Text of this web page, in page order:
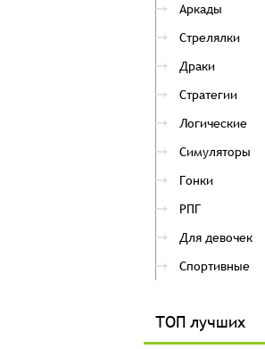
Аркады
Стрелялки
Драки
Стратегии
Логические
Симуляторы
Гонки
РПГ
Для девочек
Спортивные
ТОП лучших